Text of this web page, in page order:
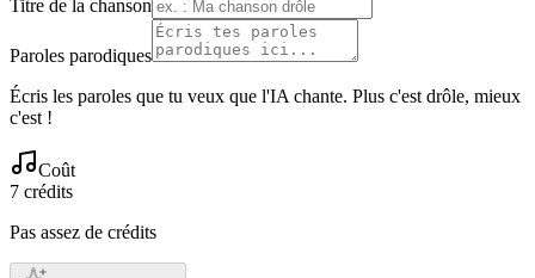
Titre de la chanson
Paroles parodiques
Écris les paroles que tu veux que l'IA chante. Plus c'est drôle, mieux
c'est !
Coût
7 crédits
Pas assez de crédits